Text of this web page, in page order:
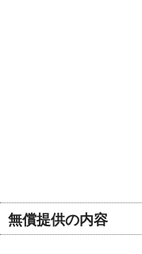
無償提供の内容